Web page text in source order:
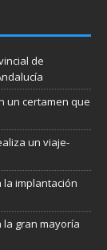
de
un certamen que
un viaje-
la implantación
la gran mayoría